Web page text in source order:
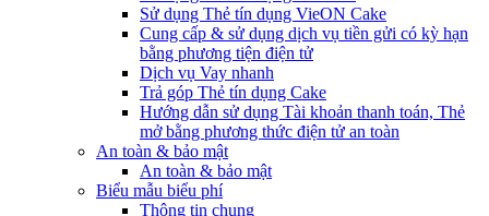
Sử dụng Thẻ tín dụng VieON Cake
Cung cấp & sử dụng dịch vụ tiền gửi có kỳ hạn
bằng phương tiện điện tử
Dịch vụ Vay nhanh
Trả góp Thẻ tín dụng Cake
Hướng dẫn sử dụng Tài khoản thanh toán, Thẻ
mở bằng phương thức điện tử an toàn
An toàn & bảo mật
An toàn & bảo mật
Biểu mẫu biểu phí
Thông tin chung